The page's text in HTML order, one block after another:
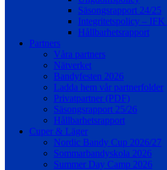
Säsongsrapport 24/25
Integritetspolicy – IFK
Hållbarhetsrapport
Partners
Våra partners
Nätverket
Bandyfesten 2026
Ladda hem vår partnerfolder
Privatpartner (PDF)
Säsongsrapport 25/26
Hållbarhetsrapport
Cuper & Läger
Nordic Bandy Cup 2026/27
Sommarbandyskola 2026
Summer Day Camp 2026